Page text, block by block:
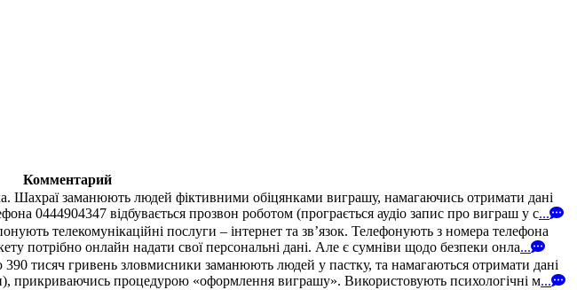
Комментарий
Шахраї заманюють людей фіктивними обіцянками виграшу, намагаючись отримати дані
0444904347 відбувається прозвон роботом (програється аудіо запис про виграш у с...
телекомунікаційні послуги – інтернет та зв’язок. Телефонують з номера телефона
потрібно онлайн надати свої персональні дані. Але є сумніви щодо безпеки онла...
тисяч гривень зловмисники заманюють людей у пастку, та намагаються отримати дані
прикриваючись процедурою «оформлення виграшу». Використовують психологічні м...